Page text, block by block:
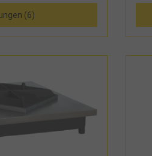
(6)